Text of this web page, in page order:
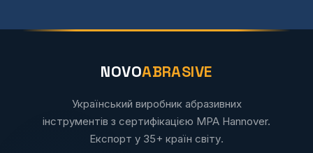
NOVOABRASIVE
Український виробник абразивних
інструментів з сертифікацією MPA Hannover.
Експорт у 35+ країн світу.